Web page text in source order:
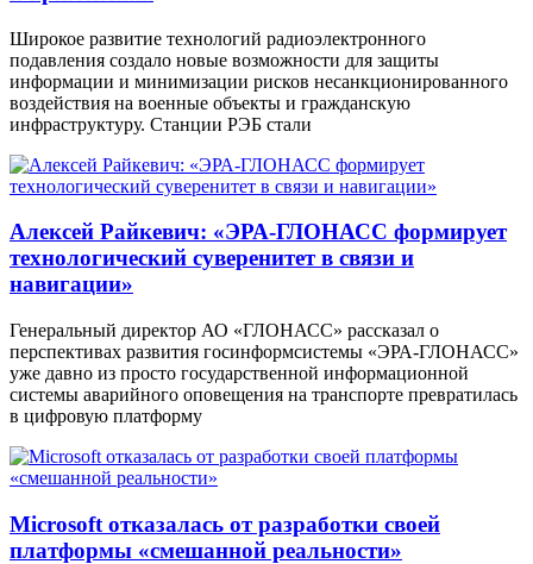
Широкое развитие технологий радиоэлектронного
подавления создало новые возможности для защиты
информации и минимизации рисков несанкционированного
воздействия на военные объекты и гражданскую
инфраструктуру. Станции РЭБ стали
Алексей Райкевич: «ЭРА-ГЛОНАСС формирует
технологический суверенитет в связи и
навигации»
Генеральный директор АО «ГЛОНАСС» рассказал о
перспективах развития госинформсистемы «ЭРА-ГЛОНАСС»
уже давно из просто государственной информационной
системы аварийного оповещения на транспорте превратилась
в цифровую платформу
Microsoft отказалась от разработки своей
платформы «смешанной реальности»